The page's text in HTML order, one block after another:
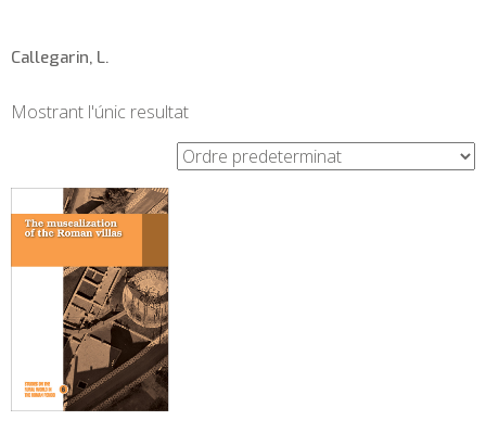
Callegarin, L.
Mostrant l'únic resultat